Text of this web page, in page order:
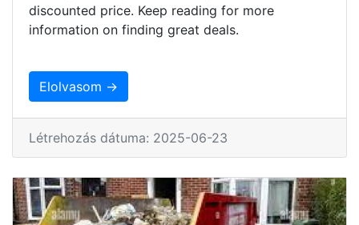
discounted price. Keep reading for more
information on finding great deals.
Elolvasom →
Létrehozás dátuma: 2025-06-23